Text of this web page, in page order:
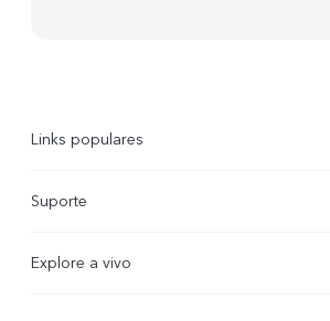
Links populares
X300Pro
Suporte
Explore a vivo